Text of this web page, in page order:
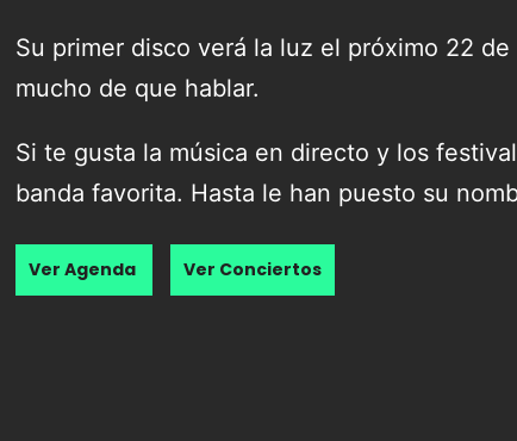
Su primer disco verá la luz el próximo 22
mucho de que hablar.
Si te gusta la música en directo y los
banda favorita. Hasta le han puesto su
Ver Agenda Ver Conciertos